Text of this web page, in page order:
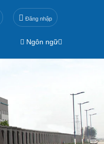
Đăng nhập
Ngôn ngữ